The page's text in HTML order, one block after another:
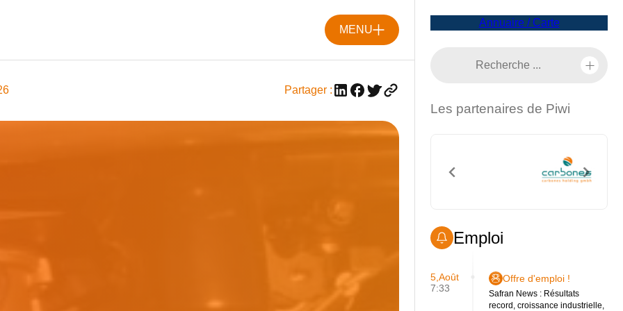
MENU
Partager :
Annuaire / Carte
Les partenaires de Piwi
Emploi
5,Août
7:33
Offre d'emploi !
Safran News : Résultats
record, croissance industrielle,